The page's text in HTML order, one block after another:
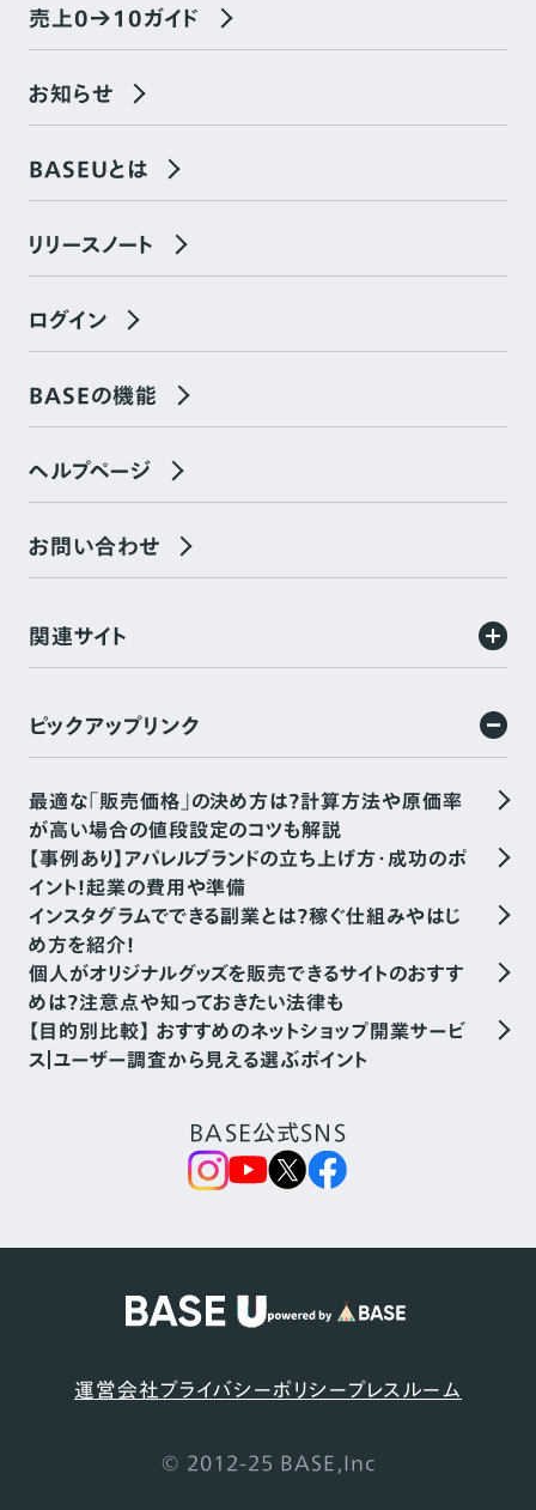
売上0→10ガイド
お知らせ
BASEUとは
リリースノート
ログイン
BASEの機能
ヘルプページ
お問い合わせ
関連サイト
ピックアップリンク
最適な「販売価格」の決め方は？計算方法や原価率
が高い場合の値段設定のコツも解説
【事例あり】アパレルブランドの立ち上げ方・成功のポ
イント！起業の費用や準備
インスタグラムでできる副業とは？稼ぐ仕組みやはじ
め方を紹介！
個人がオリジナルグッズを販売できるサイトのおすす
めは？注意点や知っておきたい法律も
【目的別比較】 おすすめのネットショップ開業サービ
ス｜ユーザー調査から見える選ぶポイント
BASE公式SNS
運営会社プライバシーポリシープレスルーム
© 2012-25 BASE,Inc